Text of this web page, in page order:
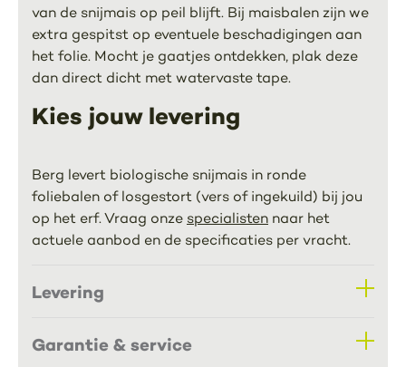
van de snijmais op peil blijft. Bij maisbalen zijn we
extra gespitst op eventuele beschadigingen aan
het folie. Mocht je gaatjes ontdekken, plak deze
dan direct dicht met watervaste tape.
Kies jouw levering
Berg levert biologische snijmais in ronde
foliebalen of losgestort (vers of ingekuild) bij jou
op het erf. Vraag onze specialisten naar het
actuele aanbod en de specificaties per vracht.
Levering
Garantie & service